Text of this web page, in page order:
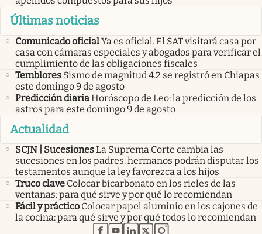
Últimas noticias
Comunicado oficialYa es oficial. El SAT visitará casa por
casa con cámaras especiales y abogados para verificar el
cumplimiento de las obligaciones fiscales
Temblores Sismo de magnitud 4.2 se registró en Chiapas
este domingo 9 de agosto
Predicción diariaHoróscopo de Leo: la predicción de los
astros para este domingo 9 de agosto
Actualidad
SCJN | SucesionesLa Suprema Corte cambia las
sucesiones en los padres: hermanos podrán disputar los
testamentos aunque la ley favorezca a los hijos
Truco clave Colocar bicarbonato en los rieles de las
ventanas: para qué sirve y por qué lo recomiendan
Fácil y práctico Colocar papel aluminio en los cajones de
la cocina: para qué sirve y por qué todos lo recomiendan
abre en nueva pestaña
abre en nueva pestaña
abre en nueva pestaña
abre en nueva pestaña
abre en nueva pestaña